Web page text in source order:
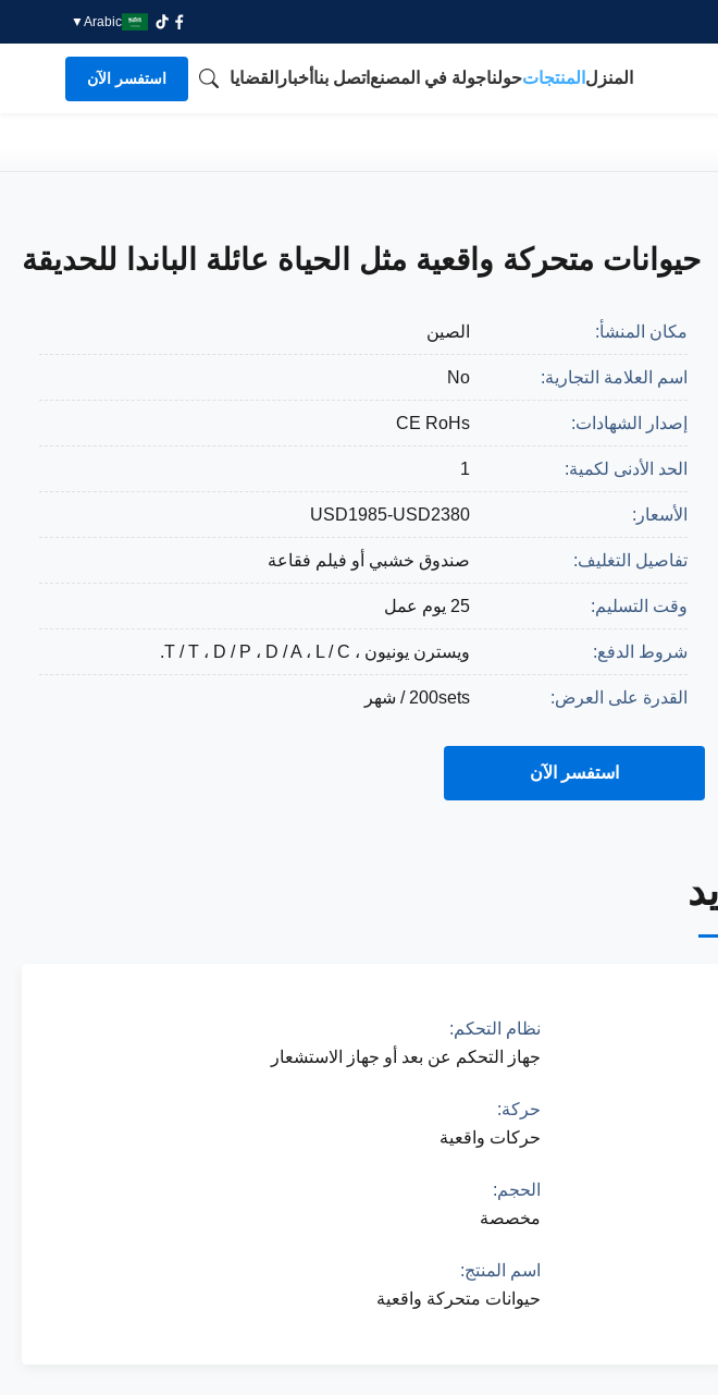
Arabic
▼
المنزل المنتجاتحولناجولة في المصنع اتصل بنا أخبار القضايا استفسر الآن
حيوانات متحركة واقعية مثل الحياة عائلة الباندا للحديقة
مكان المنشأ: الصين
اسم العلامة التجارية: No
إصدار الشهادات: CE RoHs
الحد الأدنى لكمية: 1
الأسعار: USD1985-USD2380
تفاصيل التغليف: صندوق خشبي أو فيلم فقاعة
وقت التسليم: 25 يوم عمل
شروط الدفع: ويسترن يونيون ، T / T ، D / P ، D / A ، L / C.
القدرة على العرض: 200sets / شهر
استفسر الآن
احصل على اقتباس
نظام التحكم:
جهاز التحكم عن بعد أو جهاز الاستشعار
حركة:
حركات واقعية
الحجم:
مخصصة
اسم المنتج:
حيوانات متحركة واقعية